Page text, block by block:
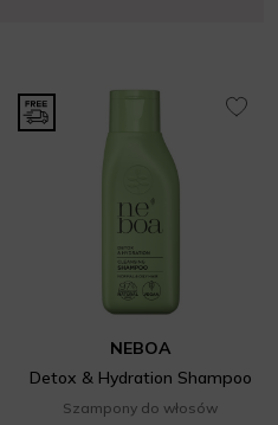
NEBOA
Detox & Hydration Shampoo
Szampony do włosów